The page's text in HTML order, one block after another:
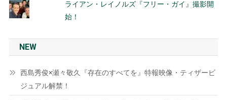
ライアン・レイノルズ『フリー・ガイ』撮影開
始！
NEW
西島秀俊×瀬々敬久『存在のすべてを』特報映像・ティザービ
ジュアル解禁！